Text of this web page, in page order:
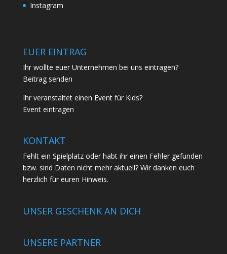
Instagram
EUER EINTRAG
Ihr wollte euer Unternehmen bei uns eintragen?
Beitrag senden
Ihr veranstaltet einen Event für Kids?
Event eintragen
KONTAKT
Fehlt ein Spielplatz oder habt ihr einen Fehler gefunden
bzw. sind Daten nicht mehr aktuell? Wir danken euch
herzlich für euren Hinweis.
UNSER GESCHENK AN DICH
UNSERE PARTNER